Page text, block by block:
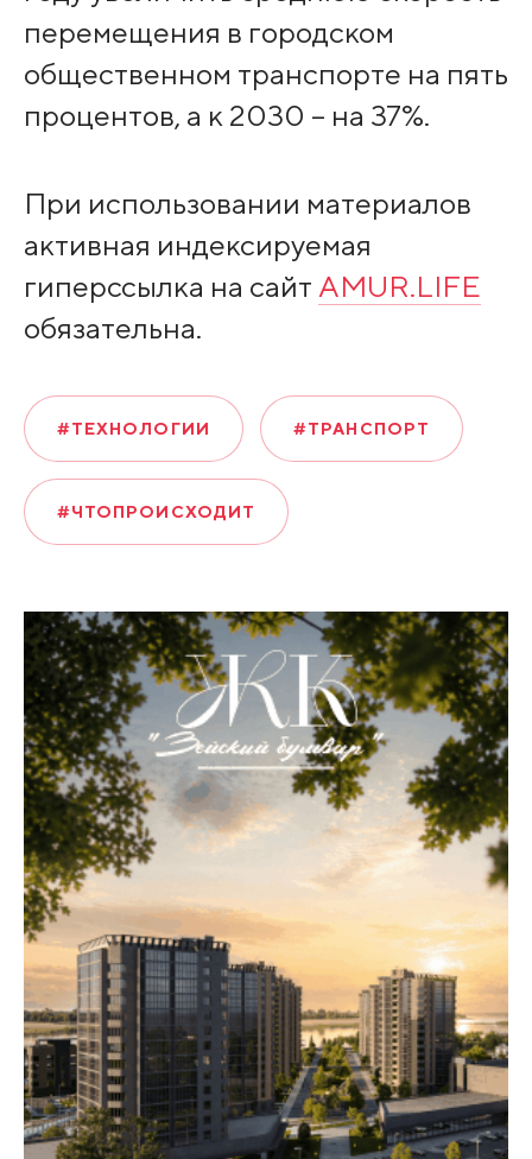
перемещения в городском
общественном транспорте на пять
процентов, а к 2030 – на 37%.
При использовании материалов
активная индексируемая
гиперссылка на сайт AMUR.LIFE
обязательна.
#ТЕХНОЛОГИИ #ТРАНСПОРТ
#ЧТОПРОИСХОДИТ